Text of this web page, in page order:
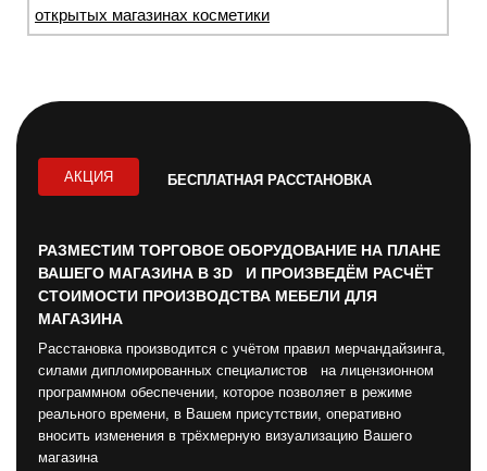
открытых магазинах косметики
АКЦИЯ БЕСПЛАТНАЯ РАССТАНОВКА
РАЗМЕСТИМ ТОРГОВОЕ ОБОРУДОВАНИЕ НА ПЛАНЕ
ВАШЕГО МАГАЗИНА В 3D И ПРОИЗВЕДЁМ РАСЧЁТ
СТОИМОСТИ ПРОИЗВОДСТВА МЕБЕЛИ ДЛЯ
МАГАЗИНА
Расстановка производится с учётом правил мерчандайзинга,
силами дипломированных специалистов на лицензионном
программном обеспечении, которое позволяет в режиме
реального времени, в Вашем присутствии, оперативно
вносить изменения в трёхмерную визуализацию Вашего
магазина